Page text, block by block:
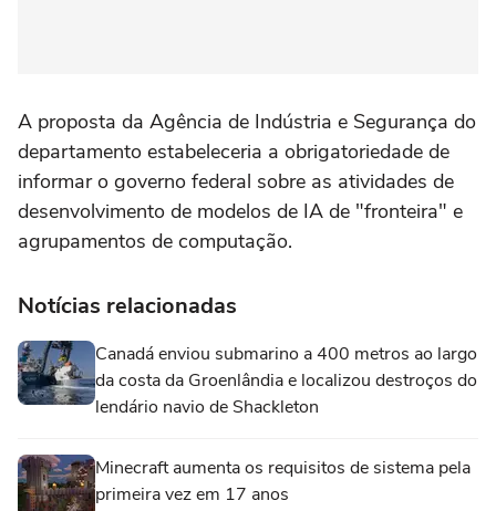
A proposta da Agência de Indústria e Segurança do
departamento estabeleceria a obrigatoriedade de
informar o governo federal sobre as atividades de
desenvolvimento de modelos de IA de "fronteira" e
agrupamentos de computação.
Notícias relacionadas
Canadá enviou submarino a 400 metros ao largo
da costa da Groenlândia e localizou destroços do
lendário navio de Shackleton
Minecraft aumenta os requisitos de sistema pela
primeira vez em 17 anos